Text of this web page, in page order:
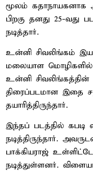
மூலம்
பிறகு தனது 25-வது
நடித்தார்.
உன்னி சிவலிங்கம்
மலையாள மொழிகளில்
உன்னி
திரைப்படமான இதை
தயாரித்திருந்தார்.
இந்தப் படத்தில் கபடி
நடித்திருந்தார்.
பாக்கியராஜ்
நடித்துள்ளனர்.